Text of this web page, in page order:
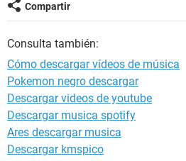
Compartir
Consulta también:
Cómo descargar vídeos de música
Pokemon negro descargar
Descargar videos de youtube
Descargar musica spotify
Ares descargar musica
Descargar kmspico